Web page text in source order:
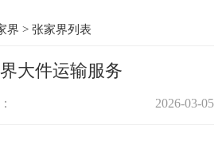
界 > 张家界列表
大件运输服务
2026-03-05